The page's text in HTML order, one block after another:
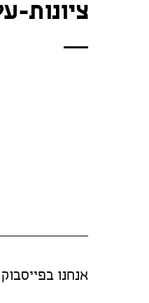
ציונות-
אנחנו בפייסבוק